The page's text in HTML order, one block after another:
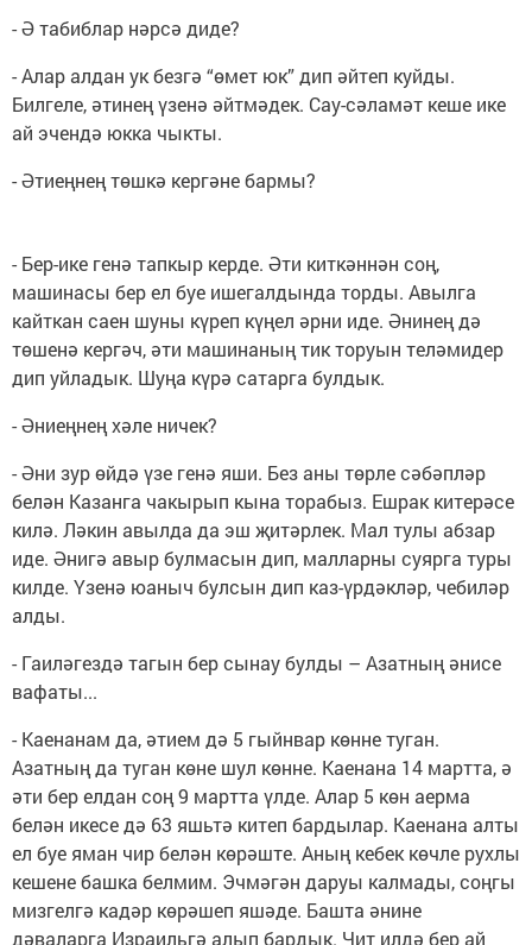
- Ә табиблар нәрсә диде?
- Алар алдан ук безгә “өмет юк” дип әйтеп куйды.
Билгеле, әтинең үзенә әйтмәдек. Сау-сәламәт кеше ике
ай эчендә юкка чыкты.
- Әтиеңнең төшкә кергәне бармы?
- Бер-ике генә тапкыр керде. Әти киткәннән соң,
машинасы бер ел буе ишегалдында торды. Авылга
кайткан саен шуны күреп күңел әрни иде. Әнинең дә
төшенә кергәч, әти машинаның тик торуын теләмидер
дип уйладык. Шуңа күрә сатарга булдык.
- Әниеңнең хәле ничек?
- Әни зур өйдә үзе генә яши. Без аны төрле сәбәпләр
белән Казанга чакырып кына торабыз. Ешрак китерәсе
килә. Ләкин авылда да эш җитәрлек. Мал тулы абзар
иде. Әнигә авыр булмасын дип, малларны суярга туры
килде. Үзенә юаныч булсын дип каз-үрдәкләр, чебиләр
алды.
- Гаиләгездә тагын бер сынау булды – Азатның әнисе
вафаты...
- Каенанам да, әтием дә 5 гыйнвар көнне туган.
Азатның да туган көне шул көнне. Каенана 14 мартта, ә
әти бер елдан соң 9 мартта үлде. Алар 5 көн аерма
белән икесе дә 63 яшьтә китеп бардылар. Каенана алты
ел буе яман чир белән көрәште. Аның кебек көчле рухлы
кешене башка белмим. Эчмәгән даруы калмады, соңгы
мизгелгә кадәр көрәшеп яшәде. Башта әнине
дәваларга Израильгә алып бардык. Чит илдә бер ай